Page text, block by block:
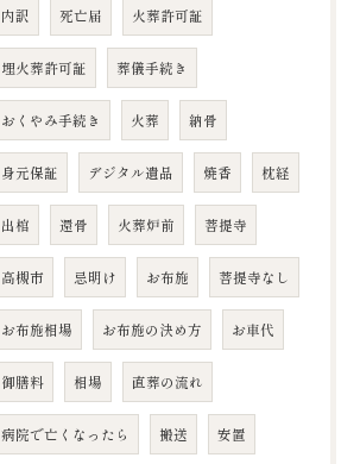
内訳 死亡届 火葬許可証
埋火葬許可証 葬儀手続き
おくやみ手続き 火葬 納骨
身元保証 デジタル遺品 焼香 枕経
出棺 還骨 火葬炉前 菩提寺
高槻市 忌明け お布施 菩提寺なし
お布施相場 お布施の決め方 お車代
御膳料 相場 直葬の流れ
病院で亡くなったら 搬送 安置